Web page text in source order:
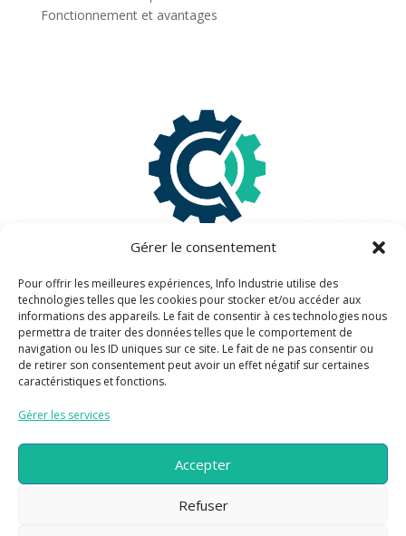
Gérer le consentement
Pour offrir les meilleures expériences, Info Industrie utilise des
technologies telles que les cookies pour stocker et/ou accéder aux
informations des appareils. Le fait de consentir à ces technologies nous
permettra de traiter des données telles que le comportement de
navigation ou les ID uniques sur ce site. Le fait de ne pas consentir ou
de retirer son consentement peut avoir un effet négatif sur certaines
caractéristiques et fonctions.
Gérer les services
Accepter
Refuser
Fonctionnement et avantages
Information légales
Mentions légales
Politique de confidentialité